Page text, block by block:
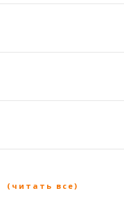
(читать все)